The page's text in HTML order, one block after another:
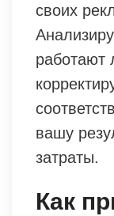
своих
работают
вашу
затраты.
Как